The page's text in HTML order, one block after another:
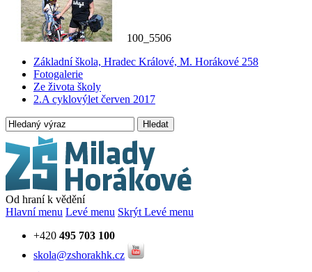
100_5506
Základní škola, Hradec Králové, M. Horákové 258
Fotogalerie
Ze života školy
2.A cyklovýlet červen 2017
Hledat
Od hraní k vědění
Hlavní menu Levé menu Skrýt Levé menu
+420 495 703 100
skola@zshorakhk.cz